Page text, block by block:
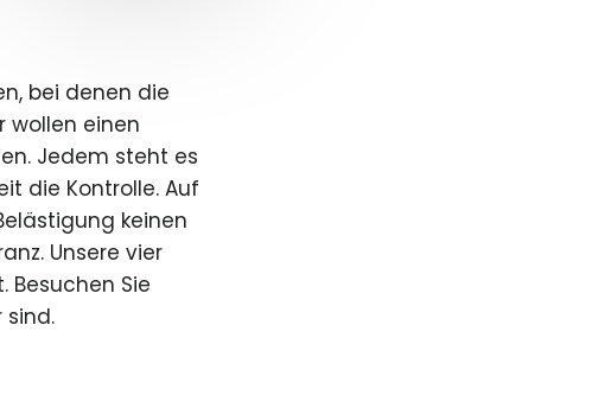
bei denen die
wollen einen
Jedem steht es
die Kontrolle. Auf
keinen
Unsere vier
Besuchen Sie
sind.